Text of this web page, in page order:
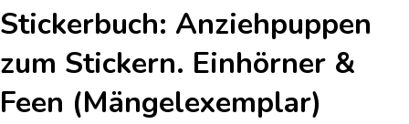
Stickerbuch: Anziehpuppen
zum Stickern. Einhörner &
Feen (Mängelexemplar)